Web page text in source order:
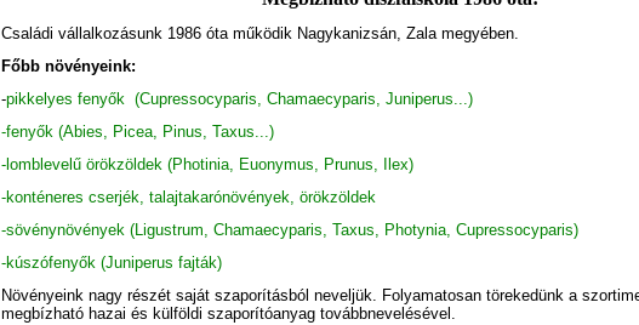
Családi vállalkozásunk 1986 óta működik Nagykanizsán, Zala megyében.
Főbb növényeink:
-pikkelyes fenyők (Cupressocyparis, Chamaecyparis, Juniperus...)
-fenyők (Abies, Picea, Pinus, Taxus...)
-lomblevelű örökzöldek (Photinia, Euonymus, Prunus, Ilex)
-konténeres cserjék, talajtakarónövények, örökzöldek
-sövénynövények (Ligustrum, Chamaecyparis, Taxus, Photynia, Cupressocyparis)
-kúszófenyők (Juniperus fajták)
Növényeink nagy részét saját szaporításból neveljük. Folyamatosan törekedünk a
megbízható hazai és külföldi szaporítóanyag továbbnevelésével.